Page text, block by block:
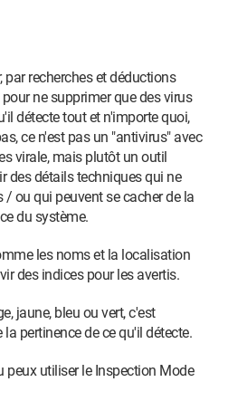
trouver une réponse, merci !
par recherches et déductions
ne supprimer que des virus
détecte tout et n'importe quoi,
ce n'est pas un "antivirus" avec
virale, mais plutôt un outil
des détails techniques qui ne
ou qui peuvent se cacher de la
du système.
les noms et la localisation
des indices pour les avertis.
jaune, bleu ou vert, c'est
pertinence de ce qu'il détecte.
peux utiliser le Inspection Mode